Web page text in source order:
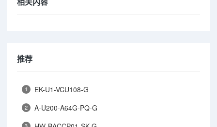
推荐
1 EK-U1-VCU108-G
2 A-U200-A64G-PQ-G